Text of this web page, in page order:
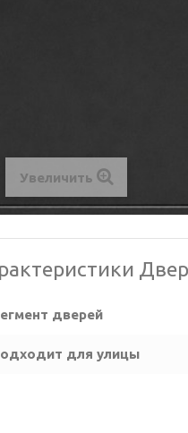
Увеличить
дверей
для улицы